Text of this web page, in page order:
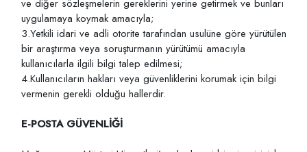
ve diğer sözleşmelerin gereklerini yerine getirmek ve bunları
uygulamaya koymak amacıyla;
3.Yetkili idari ve adli otorite tarafından usulüne göre yürütülen
bir araştırma veya soruşturmanın yürütümü amacıyla
kullanıcılarla ilgili bilgi talep edilmesi;
4.Kullanıcıların hakları veya güvenliklerini korumak için bilgi
vermenin gerekli olduğu hallerdir.
E-POSTA GÜVENLİĞİ